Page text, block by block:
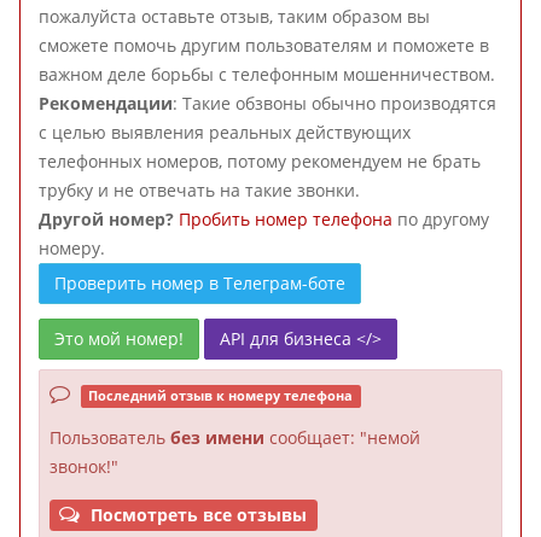
пожалуйста оставьте отзыв, таким образом вы
сможете помочь другим пользователям и поможете в
важном деле борьбы с телефонным мошенничеством.
Рекомендации: Такие обзвоны обычно производятся
с целью выявления реальных действующих
телефонных номеров, потому рекомендуем не брать
трубку и не отвечать на такие звонки.
Другой номер? Пробить номер телефона по другому
номеру.
Проверить номер в Телеграм-боте
Это мой номер! API для бизнеса </>
Последний отзыв к номеру телефона
Пользователь без имени сообщает: "немой
звонок!"
Посмотреть все отзывы